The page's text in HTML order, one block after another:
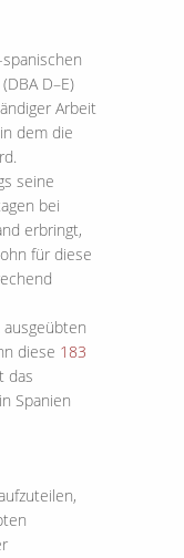
D–E)
Arbeit
dem die
seine
bei
erbringt,
für diese
diese 183
das
Spanien